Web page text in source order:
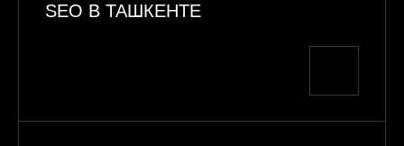
SEO В ТАШКЕНТЕ